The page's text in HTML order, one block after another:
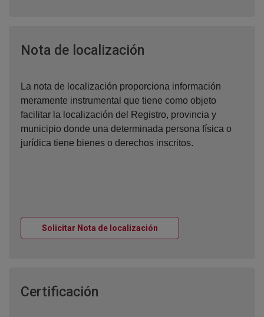
Nota de localización
La nota de localización proporciona información
meramente instrumental que tiene como objeto
facilitar la localización del Registro, provincia y
municipio donde una determinada persona física o
jurídica tiene bienes o derechos inscritos.
Solicitar Nota de localización
Certificación